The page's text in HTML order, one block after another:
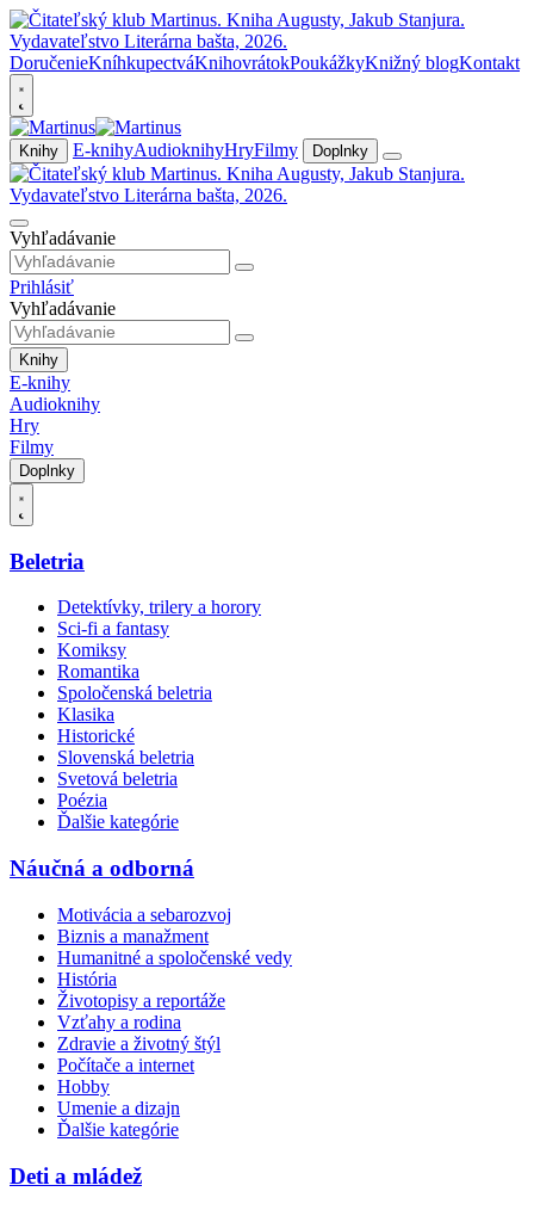
DoručenieKníhkupectváKnihovrátokPoukážkyKnižný blogKontakt
Knihy E-knihyAudioknihyHryFilmy Doplnky
Vyhľadávanie
Prihlásiť
Vyhľadávanie
Knihy
E-knihy
Audioknihy
Hry
Filmy
Doplnky
Beletria
Detektívky, trilery a horory
Sci-fi a fantasy
Komiksy
Romantika
Spoločenská beletria
Klasika
Historické
Slovenská beletria
Svetová beletria
Poézia
Ďalšie kategórie
Náučná a odborná
Motivácia a sebarozvoj
Biznis a manažment
Humanitné a spoločenské vedy
História
Životopisy a reportáže
Vzťahy a rodina
Zdravie a životný štýl
Počítače a internet
Hobby
Umenie a dizajn
Ďalšie kategórie
Deti a mládež